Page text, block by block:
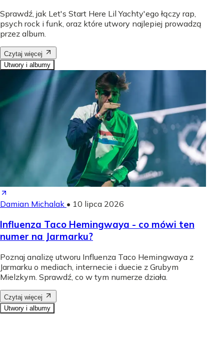
Sprawdź, jak Let's Start Here Lil Yachty'ego łączy rap,
psych rock i funk, oraz które utwory najlepiej prowadzą
przez album.
Czytaj więcej
Utwory i albumy
Damian Michalak • 10 lipca 2026
Influenza Taco Hemingwaya - co mówi ten
numer na Jarmarku?
Poznaj analizę utworu Influenza Taco Hemingwaya z
Jarmarku o mediach, internecie i duecie z Grubym
Mielzkym. Sprawdź, co w tym numerze działa.
Czytaj więcej
Utwory i albumy